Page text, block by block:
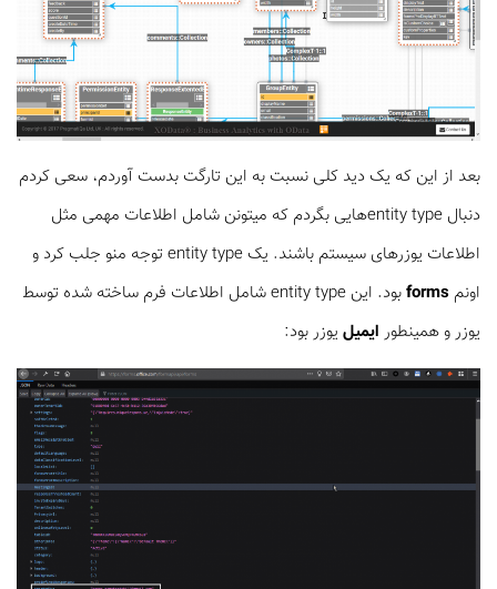
بعد از این که یک دید کلی نسبت به این تارگت بدست آوردم، سعی کردم
دنبال entity typeهایی بگردم که میتونن شامل اطلاعات مهمی مثل
اطلاعات یوزرهای سیستم باشند. یک entity type توجه منو جلب کرد و
اونم forms
بود. این entity type شامل اطلاعات فرم ساخته شده توسط
یوزر و همینطور ایمیل یوزر بود:‌